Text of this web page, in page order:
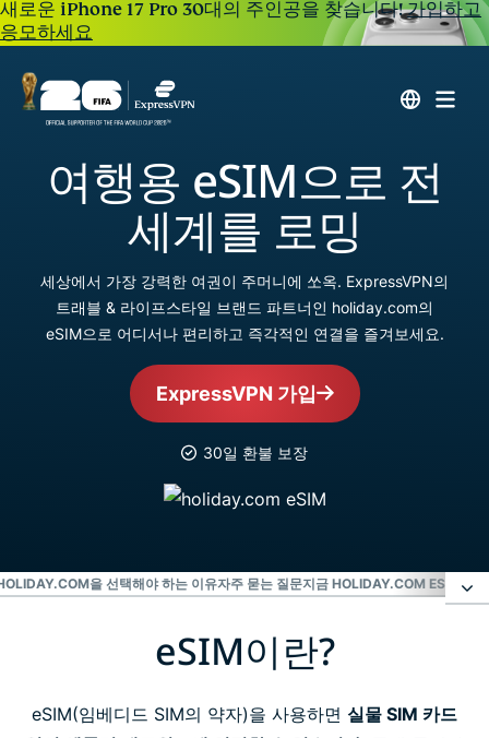
새로운 iPhone 17 Pro 30대의 주인공을 찾습니다!가입하고
응모하세요
여행용 eSIM으로 전
세계를 로밍
세상에서 가장 강력한 여권이 주머니에 쏘옥. ExpressVPN의
트래블 & 라이프스타일 브랜드 파트너인 holiday.com의
eSIM으로 어디서나 편리하고 즉각적인 연결을 즐겨보세요.
ExpressVPN 가입
30일 환불 보장
을 선택해야 하는 이유자주 묻는 질문지금 HOLIDAY.COM ESIM 사
holiday.com을 선택해야 하는 이유
eSIM이란?
eSIM(임베디드 SIM의 약자)을 사용하면 실물 SIM 카드